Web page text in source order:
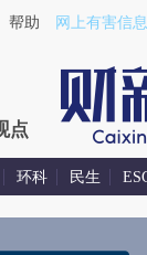
帮助 网上有害信
点
环科 民生